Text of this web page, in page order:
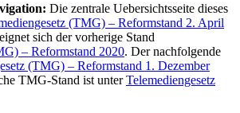
Die zentrale Uebersichtsseite dieses
(TMG) – Reformstand 2. April
sich der vorherige Stand
– Reformstand 2020. Der nachfolgende
(TMG) – Reformstand 1. Dezember
TMG-Stand ist unterTelemediengesetz